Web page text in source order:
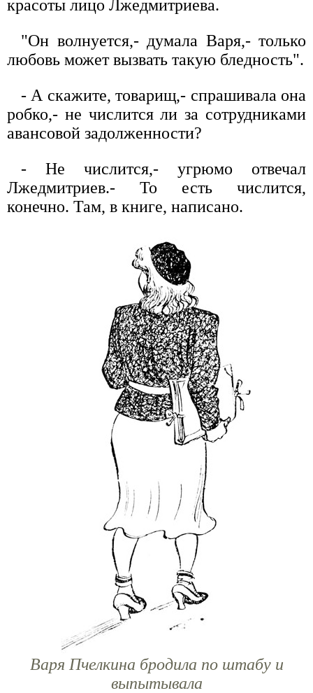
красоты лицо Лжедмитриева.
"Он волнуется,- думала Варя,- только
любовь может вызвать такую бледность".
- А скажите, товарищ,- спрашивала она
робко,- не числится ли за сотрудниками
авансовой задолженности?
- Не числится,- угрюмо отвечал
Лжедмитриев.- То есть числится,
конечно. Там, в книге, написано.
Варя Пчелкина бродила по штабу и
выпытывала